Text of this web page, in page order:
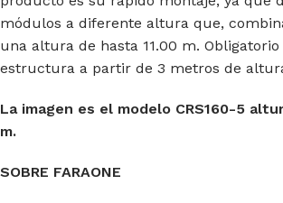
módulos a diferente altura que,
una altura de hasta 11.00 m.
estructura a partir de 3 metros de
La imagen es el modelo CRS160-5
m.
SOBRE FARAONE